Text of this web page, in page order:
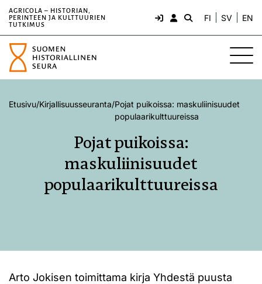
AGRICOLA – HISTORIAN,
PERINTEEN JA KULTTUURIEN
TUTKIMUS
FI SV EN
Etusivu/Kirjallisuusseuranta/Pojat puikoissa: maskuliinisuudet
populaarikulttuureissa
Pojat puikoissa:
maskuliinisuudet
populaarikulttuureissa
Arto Jokisen toimittama kirja Yhdestä puusta